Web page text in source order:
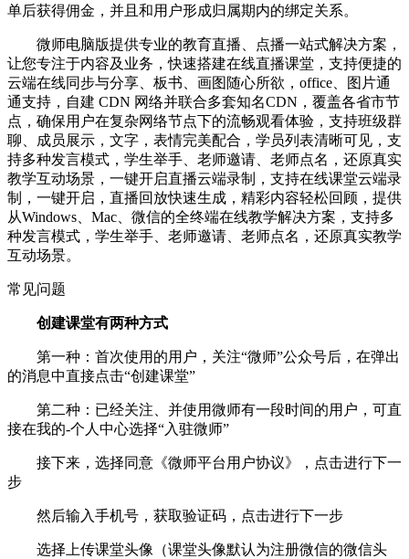
单后获得佣金，并且和用户形成归属期内的绑定关系。
微师电脑版提供专业的教育直播、点播一站式解决方案，
让您专注于内容及业务，快速搭建在线直播课堂，支持便捷的
云端在线同步与分享、板书、画图随心所欲，office、图片通
通支持，自建 CDN 网络并联合多套知名CDN，覆盖各省市节
点，确保用户在复杂网络节点下的流畅观看体验，支持班级群
聊、成员展示，文字，表情完美配合，学员列表清晰可见，支
持多种发言模式，学生举手、老师邀请、老师点名，还原真实
教学互动场景，一键开启直播云端录制，支持在线课堂云端录
制，一键开启，直播回放快速生成，精彩内容轻松回顾，提供
从Windows、Mac、微信的全终端在线教学解决方案，支持多
种发言模式，学生举手、老师邀请、老师点名，还原真实教学
互动场景。
常见问题
创建课堂有两种方式
第一种：首次使用的用户，关注“微师”公众号后，在弹出
的消息中直接点击“创建课堂”
第二种：已经关注、并使用微师有一段时间的用户，可直
接在我的-个人中心选择“入驻微师”
接下来，选择同意《微师平台用户协议》，点击进行下一
步
然后输入手机号，获取验证码，点击进行下一步
选择上传课堂头像（课堂头像默认为注册微信的微信头